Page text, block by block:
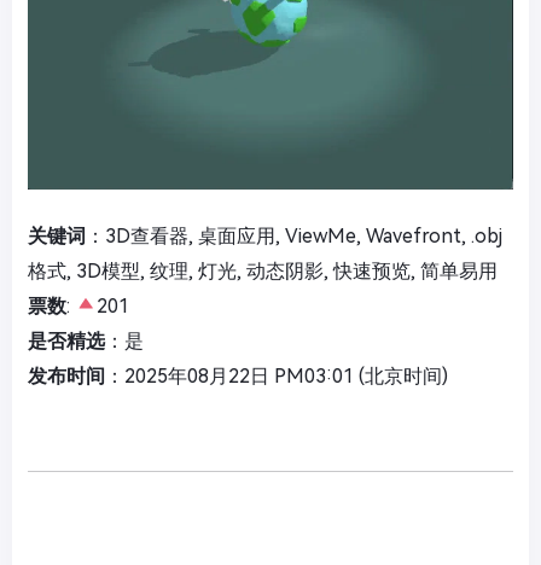
关键词 ：3D查看器, 桌面应用, ViewMe, Wavefront, .obj
格式, 3D模型, 纹理, 灯光, 动态阴影, 快速预览, 简单易用
票数:
201
是否精选：是
发布时间 ：2025年08月22日 PM03:01 (北京时间)